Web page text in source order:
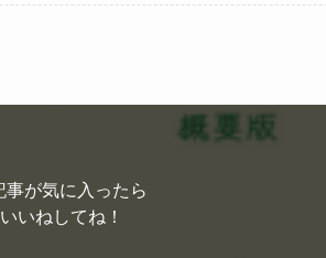
事が気に入ったら
いねしてね！